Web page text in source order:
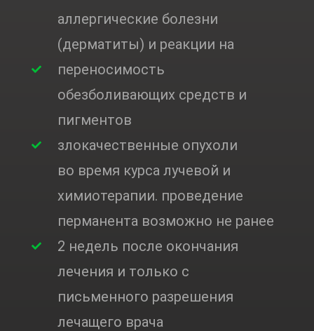
аллергические болезни
(дерматиты) и реакции на
переносимость
обезболивающих средств и
пигментов
злокачественные опухоли
во время курса лучевой и
химиотерапии. проведение
перманента возможно не ранее
2 недель после окончания
лечения и только с
письменного разрешения
лечащего врача